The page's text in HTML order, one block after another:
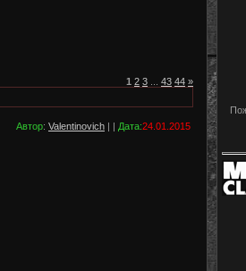
1 2 3 43 44 »
Автор: Valentinovich | | Дата:24.01.2015